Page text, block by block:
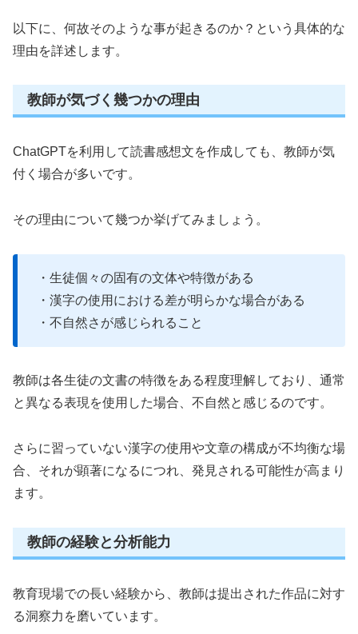
以下に、何故そのような事が起きるのか？という具体的な
理由を詳述します。
教師が気づく幾つかの理由
ChatGPTを利用して読書感想文を作成しても、教師が気
付く場合が多いです。
その理由について幾つか挙げてみましょう。
・生徒個々の固有の文体や特徴がある
・漢字の使用における差が明らかな場合がある
・不自然さが感じられること
教師は各生徒の文書の特徴をある程度理解しており、通常
と異なる表現を使用した場合、不自然と感じるのです。
さらに習っていない漢字の使用や文章の構成が不均衡な場
合、それが顕著になるにつれ、発見される可能性が高まり
ます。
教師の経験と分析能力
教育現場での長い経験から、教師は提出された作品に対す
る洞察力を磨いています。